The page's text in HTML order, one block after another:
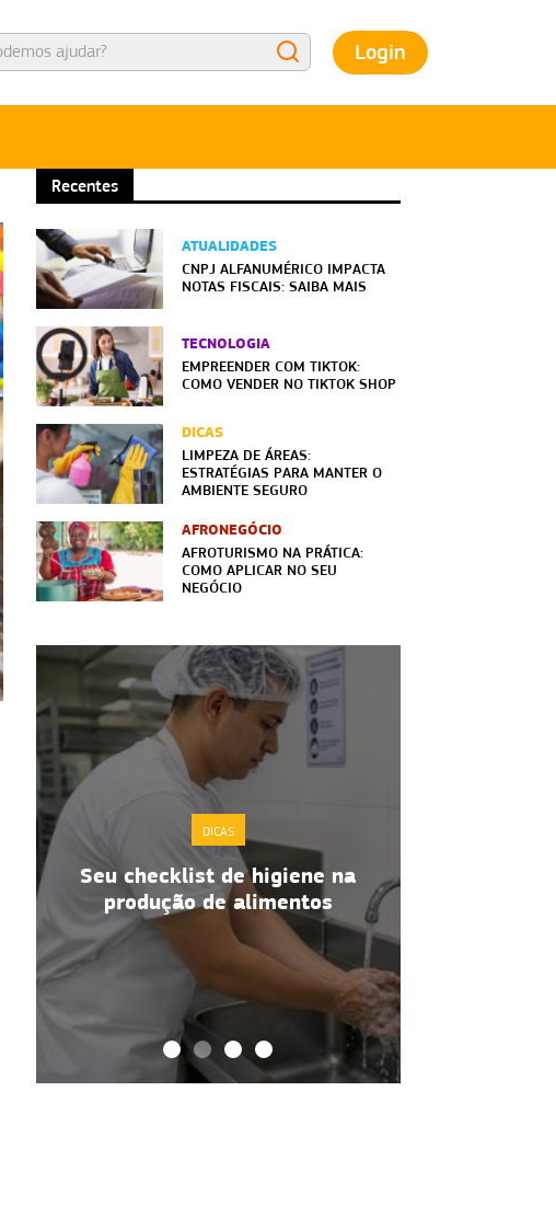
Login
Recentes
ATUALIDADES
CNPJ ALFANUMÉRICO IMPACTA
NOTAS FISCAIS: SAIBA MAIS
TECNOLOGIA
EMPREENDER COM TIKTOK:
COMO VENDER NO TIKTOK SHOP
DICAS
LIMPEZA DE ÁREAS:
ESTRATÉGIAS PARA MANTER O
AMBIENTE SEGURO
AFRONEGÓCIO
AFROTURISMO NA PRÁTICA:
COMO APLICAR NO SEU
NEGÓCIO
DICAS
Seu checklist de higiene na
produção de alimentos